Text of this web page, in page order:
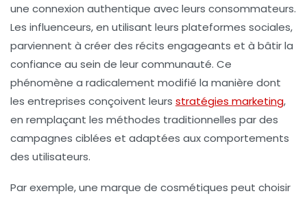
une connexion authentique avec leurs consommateurs.
Les influenceurs, en utilisant leurs plateformes sociales,
parviennent à créer des récits engageants et à bâtir la
confiance au sein de leur communauté. Ce
phénomène a radicalement modifié la manière dont
les entreprises conçoivent leurs stratégies marketing,
en remplaçant les méthodes traditionnelles par des
campagnes ciblées et adaptées aux comportements
des utilisateurs.
Par exemple, une marque de cosmétiques peut choisir